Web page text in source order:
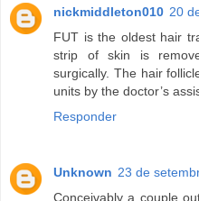
nickmiddleton010 20
FUT is the oldest hair
strip of skin is
surgically. The hair
units by the doctor’s
Responder
Unknown 23 de
Conceivably a couple